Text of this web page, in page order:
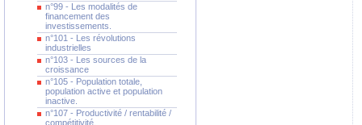
n°99 - Les modalités de
financement des
investissements.
n°101 - Les révolutions
industrielles
n°103 - Les sources de la
croissance
n°105 - Population totale,
population active et population
inactive.
n°107 - Productivité / rentabilité /
compétitivité.